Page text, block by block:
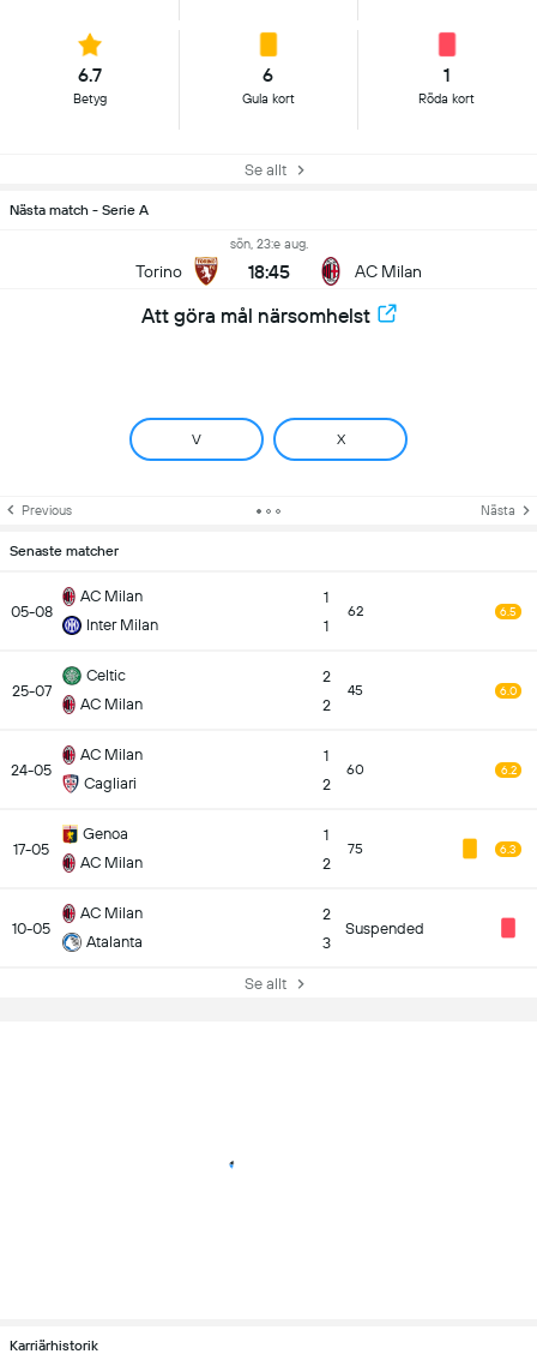
6.7
Betyg
6
Gula kort
1
Röda kort
Se allt
Nästa match - Serie A
Torino
sön, 23:e aug.
18:45 AC Milan
Att göra mål närsomhelst
V X
Previous Nästa
Senaste matcher
05-08
AC Milan
Inter Milan
1
1
62 6.5
25-07
Celtic
AC Milan
2
2
45 6.0
24-05
AC Milan
Cagliari
1
2
60 6.2
17-05
Genoa
AC Milan
1
2
75 6.3
10-05
AC Milan
Atalanta
2
3
Suspended
Se allt
Karriärhistorik